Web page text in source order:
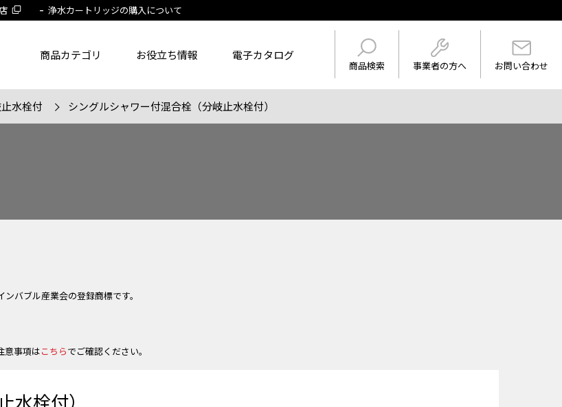
商品検索 事業者の方へ お問い合わせ
節湯水栓製品だけを表示 旧MYM製品だけを表示
商品カテゴリ お役立ち情報 電子カタログ
浄水カートリッジの購入について
水栓付 シングルシャワー付混合栓（分岐止水栓付）
バブル産業会の登録商標です。
意事項はこちらでご確認ください。
栓付）